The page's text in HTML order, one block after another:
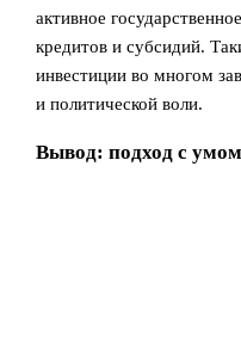
активное
кредитов и субсидий.
инвестиции во многом
и политической воли.
Вывод: подход с